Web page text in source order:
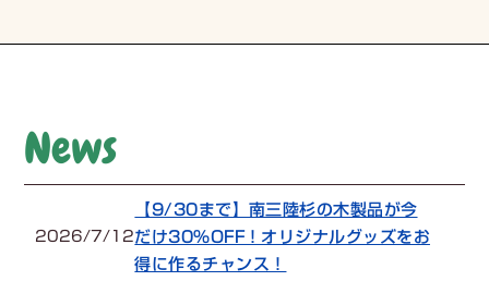
News
2026/7/12
【9/30まで】南三陸杉の木製品が今
だけ30%OFF！オリジナルグッズをお
得に作るチャンス！